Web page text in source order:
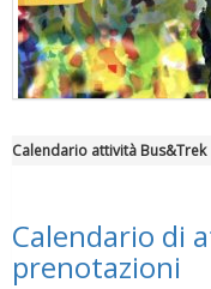
"Superare gli ostacoli":
Calendario attività Bus&Trek
Calendario di
prenotazioni